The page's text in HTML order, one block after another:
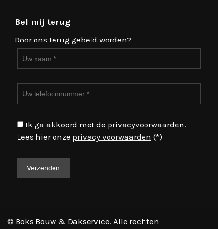
Bel mij terug
Door ons terug gebeld worden?
Ik ga akkoord met de privacyvoorwaarden.
Lees hier onze privacy voorwaarden (*)
© Boks Bouw & Dakservice. Alle rechten